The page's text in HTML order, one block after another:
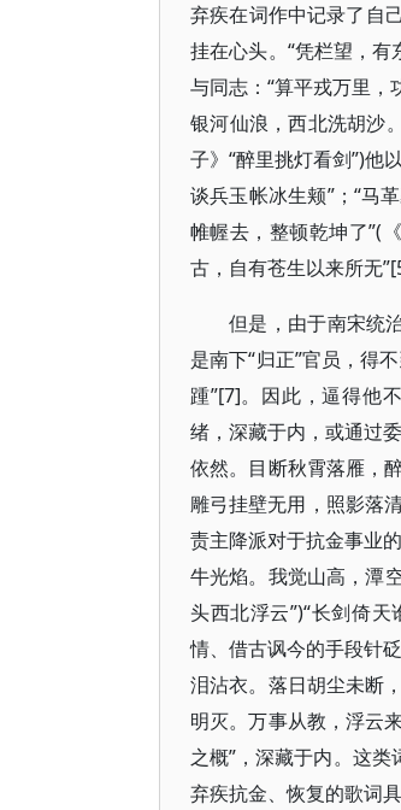
弃疾在词作中记录了自
挂在心头。“凭栏望，有
与同志：“算平戎万里，
银河仙浪，西北洗胡沙
子》“醉里挑灯看剑”)他
谈兵玉帐冰生颊”；“马
帷幄去，整顿乾坤了”(
古，自有苍生以来所无
但是，由于南宋统
是南下“归正”官员，得
踵”[7]。因此，逼得他
绪，深藏于内，或通过
依然。目断秋霄落雁，
雕弓挂壁无用，照影落
责主降派对于抗金事业
牛光焰。我觉山高，潭
头西北浮云”)“长剑倚
情、借古讽今的手段针
泪沾衣。落日胡尘未断
明灭。万事从教，浮云
之概”，深藏于内。这
弃疾抗金、恢复的歌词